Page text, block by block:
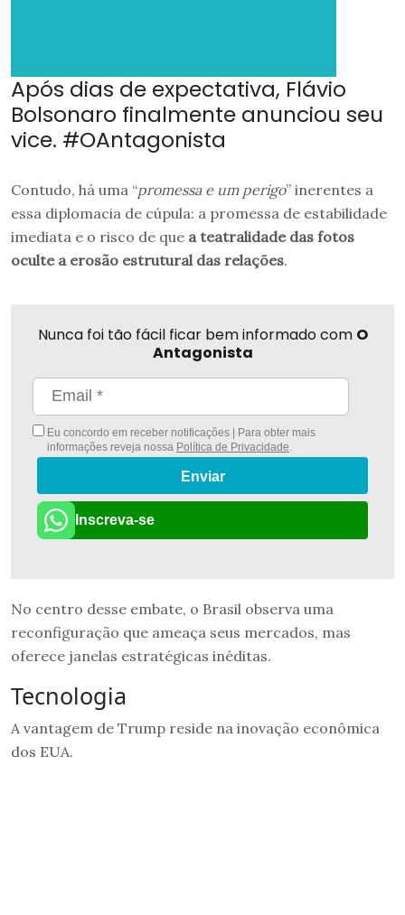
Após dias de expectativa, Flávio
Bolsonaro finalmente anunciou seu
vice. #OAntagonista
Contudo, há uma “promessa e um perigo” inerentes a
essa diplomacia de cúpula: a promessa de estabilidade
imediata e o risco de que a teatralidade das fotos
oculte a erosão estrutural das relações.
Nunca foi tão fácil ficar bem informado com O
Antagonista
Eu concordo em receber notificações | Para obter mais
informações reveja nossa Política de Privacidade
Enviar
Inscreva-se
No centro desse embate, o Brasil observa uma
reconfiguração que ameaça seus mercados, mas
oferece janelas estratégicas inéditas.
Tecnologia
A vantagem de Trump reside na inovação econômica
dos EUA.